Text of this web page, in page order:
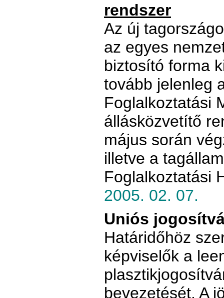
rendszer
Az új
az egyes
biztosító forma
tovább jelenleg
Foglalkoztatási
állásközvetítő
május során
illetve a
Foglalkoztatási
2005. 02. 07.
Uniós
Határidőhöz
képviselők a
bevezetését. A